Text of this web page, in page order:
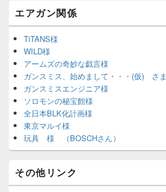
エアガン関係
TiTANS様
WILD様
アームズの奇妙な戯言様
ガンスミス、始めまして・・・(仮) さま
ガンスミスエンジニア様
ソロモンの秘宝館様
全日本BLK化計画様
東京マルイ様
玩具 様 （BOSCHさん）
その他リンク